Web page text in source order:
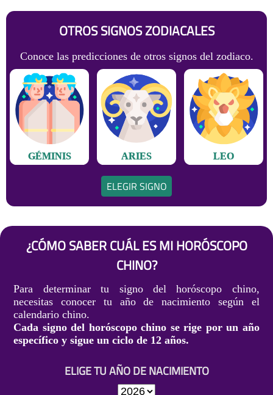
OTROS SIGNOS ZODIACALES
Conoce las predicciones de otros signos del zodiaco.
GÉMINIS ARIES LEO
ELEGIR SIGNO
¿CÓMO SABER CUÁL ES MI HORÓSCOPO
CHINO?
Para determinar tu signo del horóscopo chino,
necesitas conocer tu año de nacimiento según el
calendario chino.
Cada signo del horóscopo chino se rige por un año
específico y sigue un ciclo de 12 años.
ELIGE TU AÑO DE NACIMIENTO